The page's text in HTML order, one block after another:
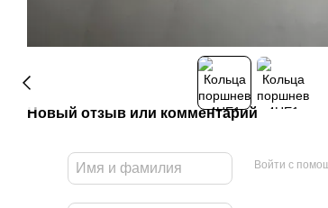
Новый отзыв или комментарий
Войти с